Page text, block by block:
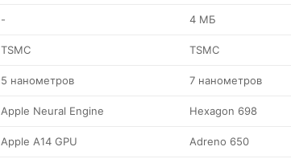
- 4 МБ
TSMC TSMC
5 нанометров 7 нанометров
Apple Neural Engine Hexagon 698
Apple A14 GPU Adreno 650